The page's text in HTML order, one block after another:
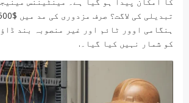
ہنگامی اوور ٹائم اور غیر منصوبہ بند
کو شمار نہیں کیا گیا۔.